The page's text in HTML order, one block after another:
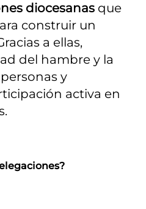
diocesanas que
construir un
a ellas,
del hambre y la
y
activa en